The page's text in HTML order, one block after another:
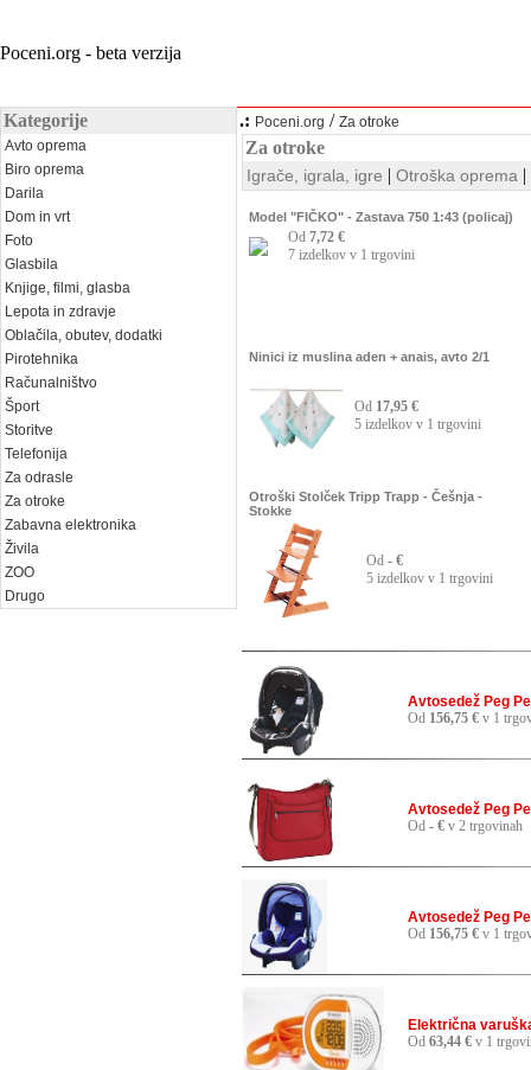
Poceni.org - beta verzija
Kategorije
Avto oprema
Biro oprema
Darila
Dom in vrt
Foto
Glasbila
Knjige, filmi, glasba
Lepota in zdravje
Oblačila, obutev, dodatki
Pirotehnika
Računalništvo
Šport
Storitve
Telefonija
Za odrasle
Za otroke
Zabavna elektronika
Živila
ZOO
Drugo
.: Poceni.org / Za otroke
Za otroke
Igrače, igrala, igre | Otroška oprema |
Model "FIČKO" - Zastava 750 1:43 (policaj)
Od 7,72 €
7 izdelkov v 1 trgovini
Ninici iz muslina aden + anais, avto 2/1
Od 17,95 €
5 izdelkov v 1 trgovini
Otroški Stolček Tripp Trapp - Češnja -
Stokke
Od - €
5 izdelkov v 1 trgovini
Avtosedež Peg
Od 156,75 € v 1
Avtosedež Peg
Od - € v 2 trgovinah
Avtosedež Peg
Od 156,75 € v 1
Električna
Od 63,44 € v 1